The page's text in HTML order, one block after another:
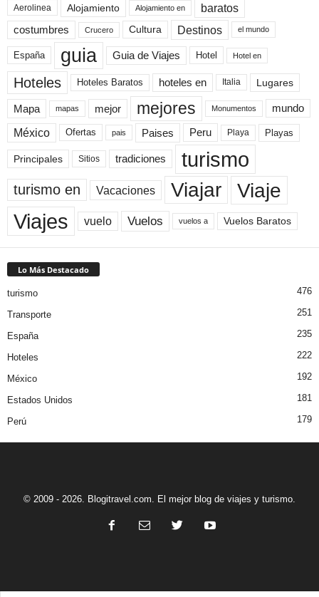
Aerolinea Alojamiento Alojamiento en baratos
costumbres Crucero Cultura Destinos el mundo
España guia Guia de Viajes Hotel Hotel en
Hoteles Hoteles Baratos hoteles en Italia Lugares
Mapa mapas mejor mejores Monumentos mundo
México Ofertas pais Paises Peru Playa Playas
Principales Sitios tradiciones turismo
turismo en Vacaciones Viajar Viaje
Viajes vuelo Vuelos vuelos a Vuelos Baratos
Lo Más Destacado
turismo 476
Transporte 251
España 235
Hoteles 222
México 192
Estados Unidos 181
Perú 179
© 2009 - 2026. Blogitravel.com. El mejor blog de viajes y turismo.